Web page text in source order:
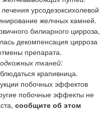
урсодезоксихолевой
желчных камней.
билиарного цирроза,
декомпенсация цирроза
препарата.
тканей:
крапивница.
побочных эффектов
побочные эффекты не
сообщите об этом